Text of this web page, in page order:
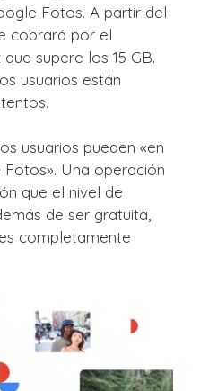
Fotos. A partir del
cobrará por el
supere los 15 GB.
usuarios están
usuarios pueden «en
Una operación
que el nivel de
de ser gratuita,
completamente